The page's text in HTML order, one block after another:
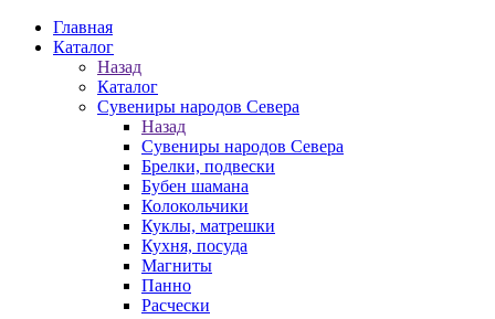
Главная
Каталог
Назад
Каталог
Сувениры народов Севера
Назад
Сувениры народов Севера
Брелки, подвески
Бубен шамана
Колокольчики
Куклы, матрешки
Кухня, посуда
Магниты
Панно
Расчески